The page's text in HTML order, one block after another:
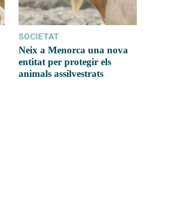
SOCIETAT
Neix a Menorca una nova
entitat per protegir els
animals assilvestrats